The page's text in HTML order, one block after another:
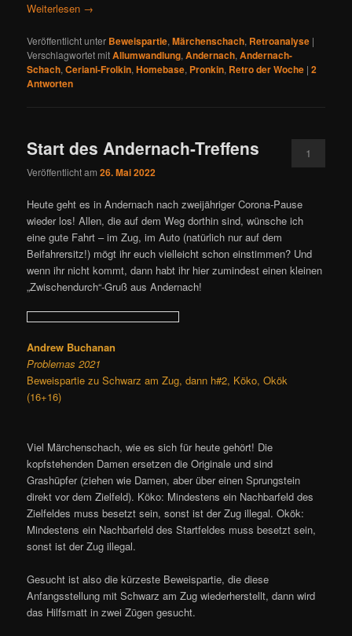
Weiterlesen →
Veröffentlicht unter Beweispartie,Märchenschach, Retroanalyse |
Verschlagwortet mitAllumwandlung,Andernach,Andernach-
Schach,Ceriani-Frolkin,Homebase, Pronkin, Retro der Woche |2
Antworten
Start des Andernach-Treffens
Veröffentlicht am26. Mai 2022
1
Heute geht es in Andernach nach zweijähriger Corona-Pause
wieder los! Allen, die auf dem Weg dorthin sind, wünsche ich
eine gute Fahrt – im Zug, im Auto (natürlich nur auf dem
Beifahrersitz!) mögt ihr euch vielleicht schon einstimmen? Und
wenn ihr nicht kommt, dann habt ihr hier zumindest einen kleinen
„Zwischendurch“-Gruß aus Andernach!
Andrew Buchanan
Problemas 2021
Beweispartie zu Schwarz am Zug, dann h#2, Köko, Okök
(16+16)
Viel Märchenschach, wie es sich für heute gehört! Die
kopfstehenden Damen ersetzen die Originale und sind
Grashüpfer (ziehen wie Damen, aber über einen Sprungstein
direkt vor dem Zielfeld). Köko: Mindestens ein Nachbarfeld des
Zielfeldes muss besetzt sein, sonst ist der Zug illegal. Okök:
Mindestens ein Nachbarfeld des Startfeldes muss besetzt sein,
sonst ist der Zug illegal.
Gesucht ist also die kürzeste Beweispartie, die diese
Anfangsstellung mit Schwarz am Zug wiederherstellt, dann wird
das Hilfsmatt in zwei Zügen gesucht.